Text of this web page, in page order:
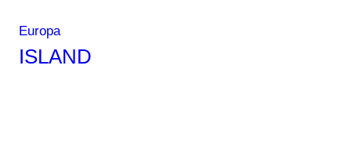
Europa
ISLAND